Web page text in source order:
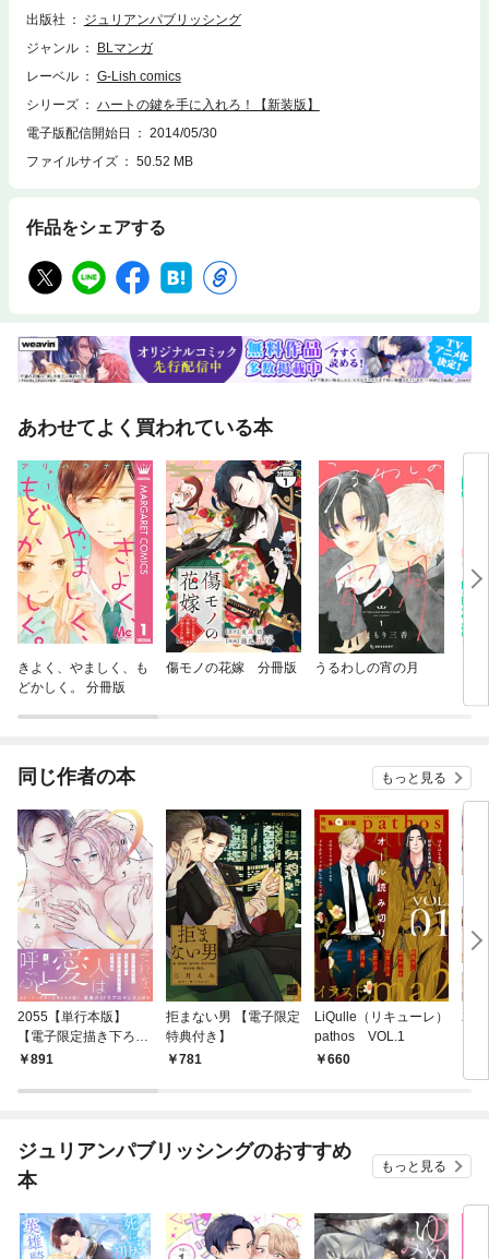
出版社
ジュリアンパブリッシング
ジャンル
BLマンガ
レーベル
G-Lish comics
シリーズ
ハートの鍵を手に入れろ！【新装版】
電子版配信開始日
2014/05/30
ファイルサイズ
50.52 MB
作品をシェアする
あわせてよく買われている本
きよく、やましく、も
どかしく。 分冊版
傷モノの花嫁 分冊版 うるわしの宵の月
同じ作者の本 もっと見る
2055【単行本版】
【電子限定描き下ろし
漫画付き】
891
拒まない男 【電子限定
特典付き】
781
LiQulle（リキューレ）
pathos VOL.1
660
ジュリアンパブリッシングのおすすめ
本
もっと見る